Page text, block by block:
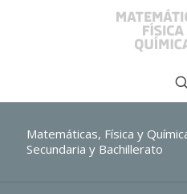
Matemáticas, Física y
Secundaria y Bachillerato